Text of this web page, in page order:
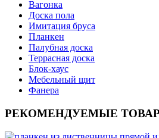
Вагонка
Доска пола
Имитация бруса
Планкен
Палубная доска
Террасная доска
Блок-хаус
Мебельный щит
Фанера
РЕКОМЕНДУЕМЫЕ